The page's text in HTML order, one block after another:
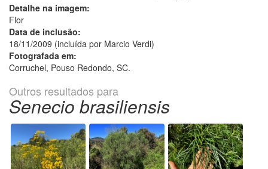
Detalhe na imagem:
Flor
Data de inclusão:
18/11/2009 (incluída por Marcio Verdi)
Fotografada em:
Corruchel, Pouso Redondo, SC.
Outros resultados para
Senecio brasiliensis